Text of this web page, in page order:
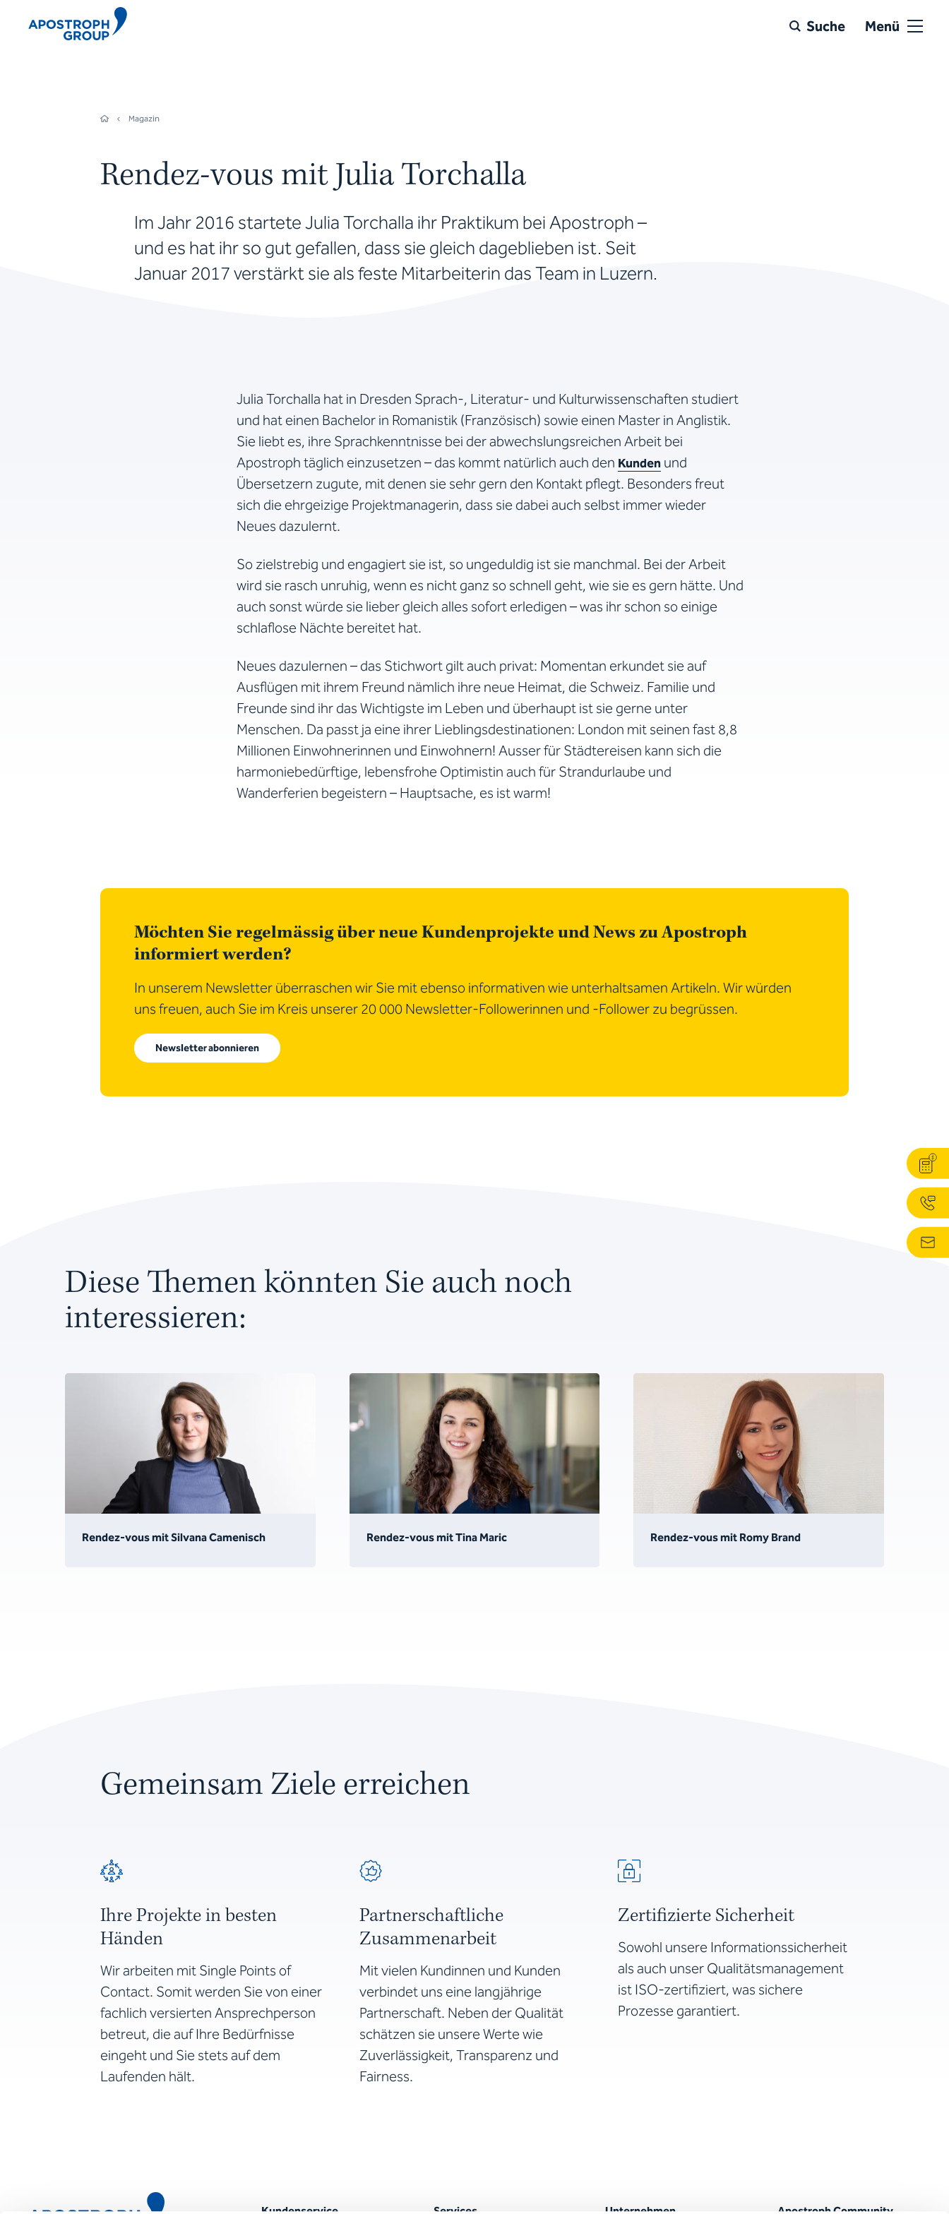
Suche Menü
Magazin
Rendez-vous mit Julia Torchalla
Im Jahr 2016 startete Julia Torchalla ihr Praktikum bei Apostroph –
und es hat ihr so gut gefallen, dass sie gleich dageblieben ist. Seit
Januar 2017 verstärkt sie als feste Mitarbeiterin das Team in Luzern.
Julia Torchalla hat in Dresden Sprach-, Literatur- und Kulturwissenschaften studiert
und hat einen Bachelor in Romanistik (Französisch) sowie einen Master in Anglistik.
Sie liebt es, ihre Sprachkenntnisse bei der abwechslungsreichen Arbeit bei
Apostroph täglich einzusetzen – das kommt natürlich auch den Kunden und
Übersetzern zugute, mit denen sie sehr gern den Kontakt pflegt. Besonders freut
sich die ehrgeizige Projektmanagerin, dass sie dabei auch selbst immer wieder
Neues dazulernt.
So zielstrebig und engagiert sie ist, so ungeduldig ist sie manchmal. Bei der Arbeit
wird sie rasch unruhig, wenn es nicht ganz so schnell geht, wie sie es gern hätte. Und
auch sonst würde sie lieber gleich alles sofort erledigen – was ihr schon so einige
schlaflose Nächte bereitet hat.
Neues dazulernen – das Stichwort gilt auch privat: Momentan erkundet sie auf
Ausflügen mit ihrem Freund nämlich ihre neue Heimat, die Schweiz. Familie und
Freunde sind ihr das Wichtigste im Leben und überhaupt ist sie gerne unter
Menschen. Da passt ja eine ihrer Lieblingsdestinationen: London mit seinen fast 8,8
Millionen Einwohnerinnen und Einwohnern! Ausser für Städtereisen kann sich die
harmoniebedürftige, lebensfrohe Optimistin auch für Strandurlaube und
Wanderferien begeistern – Hauptsache, es ist warm!
Möchten Sie regelmässig über neue Kundenprojekte und News zu Apostroph
informiert werden?
In unserem Newsletter überraschen wir Sie mit ebenso informativen wie unterhaltsamen Artikeln. Wir würden
uns freuen, auch Sie im Kreis unserer 20 000 Newsletter-Followerinnen und -Follower zu begrüssen.
Newsletter abonnieren
Diese Themen könnten Sie auch noch
interessieren:
Rendez-vous mit Silvana Camenisch Rendez-vous mit Tina Maric Rendez-vous mit Romy Brand
Gemeinsam Ziele erreichen
Ihre Projekte in besten
Händen
Wir arbeiten mit Single Points of
Contact. Somit werden Sie von einer
fachlich versierten Ansprechperson
betreut, die auf Ihre Bedürfnisse
eingeht und Sie stets auf dem
Laufenden hält.
Partnerschaftliche
Zusammenarbeit
Mit vielen Kundinnen und Kunden
verbindet uns eine langjährige
Partnerschaft. Neben der Qualität
schätzen sie unsere Werte wie
Zuverlässigkeit, Transparenz und
Fairness.
Zertifizierte Sicherheit
Sowohl unsere Informationssicherheit
als auch unser Qualitätsmanagement
ist ISO-zertifiziert, was sichere
Prozesse garantiert.
Kundenservice Services Unternehmen Apostroph Community